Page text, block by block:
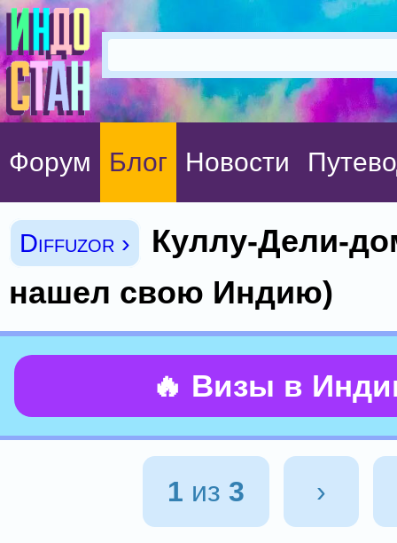
Форум Блог Новости
Diffuzor ›
Куллу-Дели-
нашел свою Индию)
🔥 Визы в
1 из 3 ›